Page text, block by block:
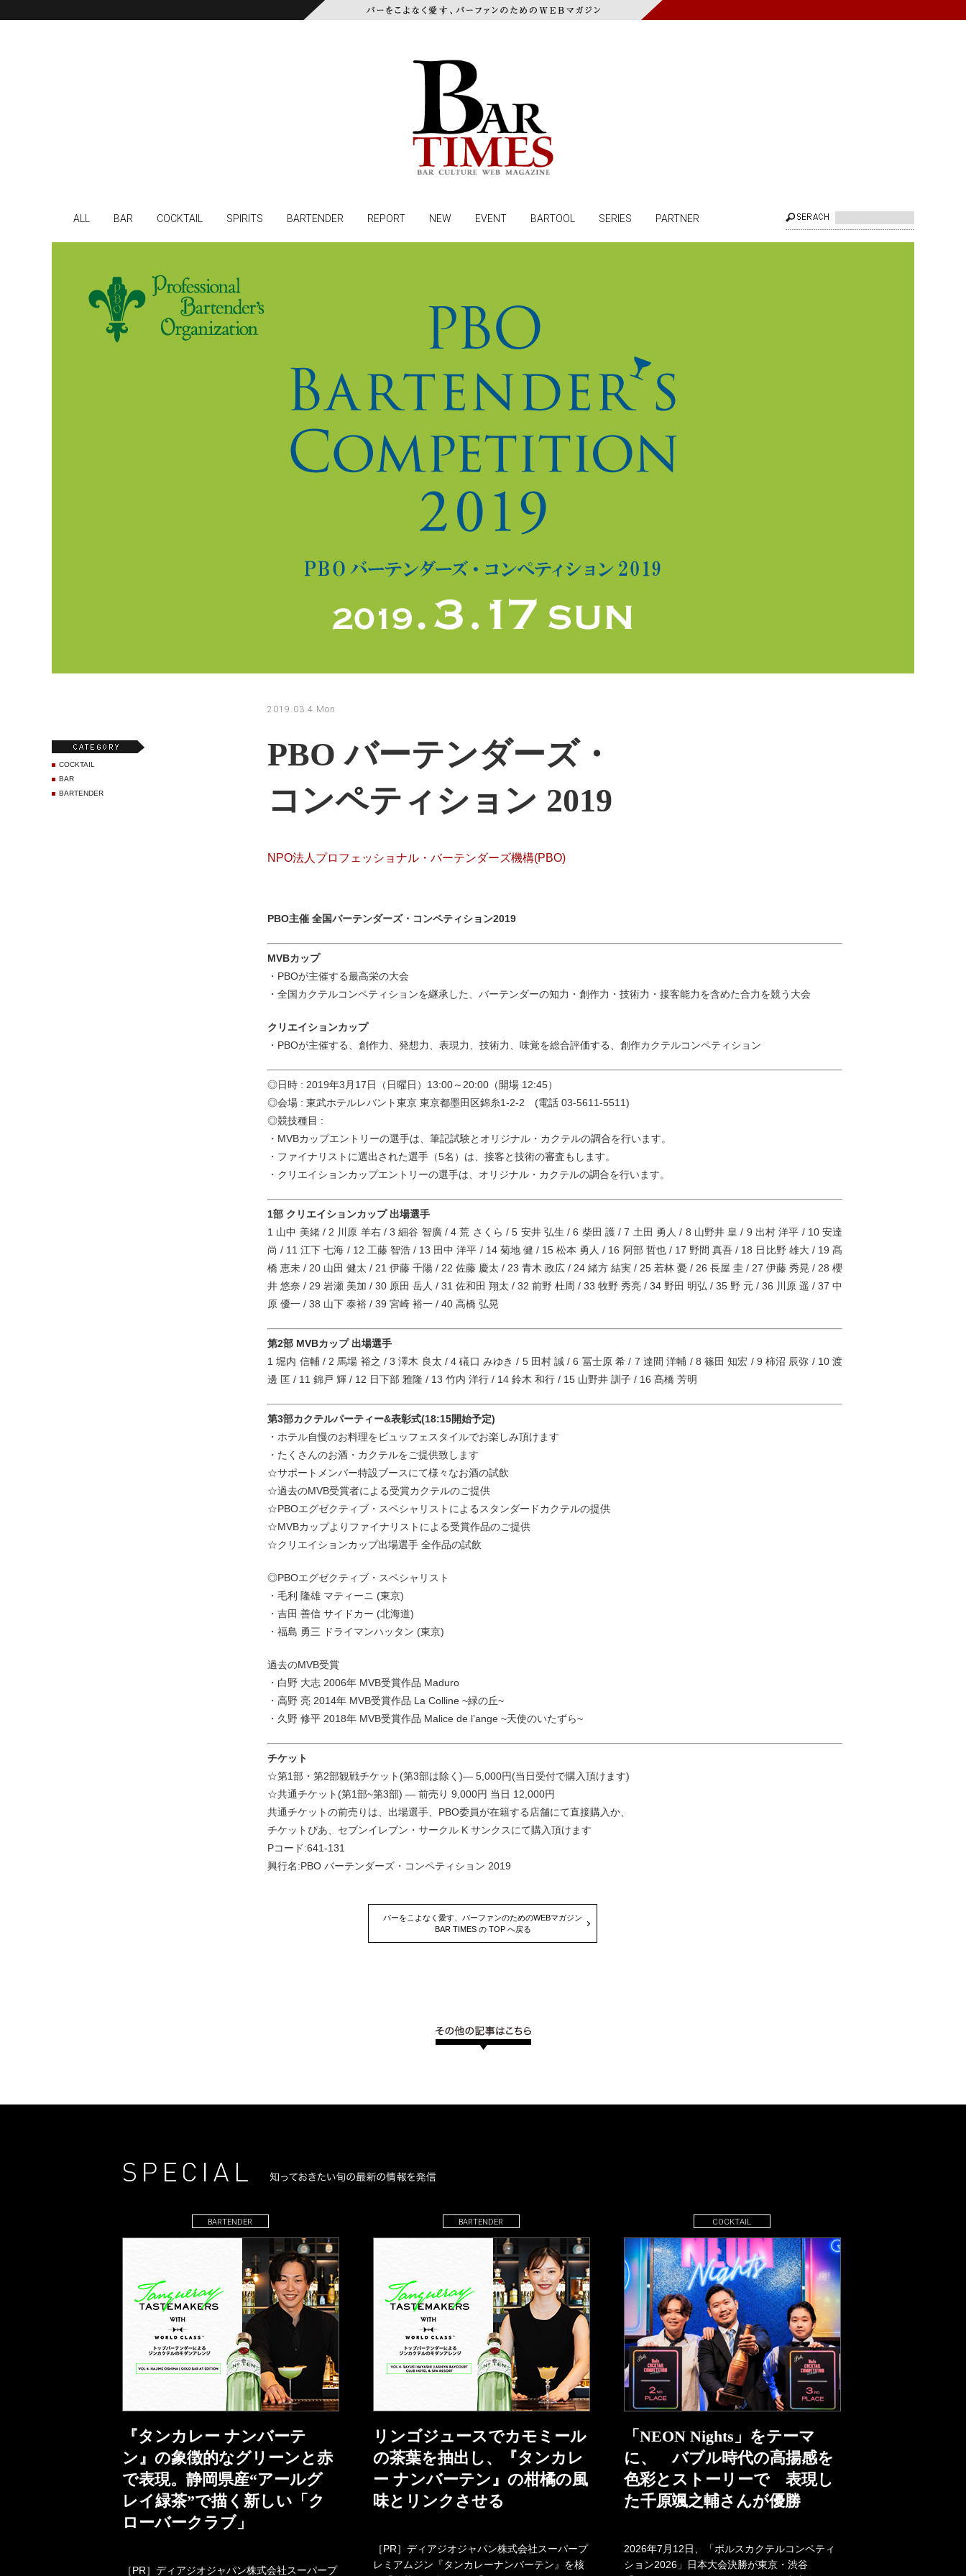
ALL BAR COCKTAIL SPIRITS BARTENDER REPORT NEW EVENT BARTOOL SERIES PARTNER
2019.03.4 Mon
PBO バーテンダーズ・
コンペティション 2019
NPO法人プロフェッショナル・バーテンダーズ機構(PBO)
PBO主催 全国バーテンダーズ・コンペティション2019
MVBカップ
・PBOが主催する最高栄の大会
・全国カクテルコンペティションを継承した、バーテンダーの知力・創作力・技術力・接客能力を含めた合力を競う大会
クリエイションカップ
・PBOが主催する、創作力、発想力、表現力、技術力、味覚を総合評価する、創作カクテルコンペティション
◎日時 : 2019年3月17日（日曜日）13:00～20:00（開場 12:45）
◎会場 : 東武ホテルレバント東京 東京都墨田区錦糸1-2-2 (電話 03-5611-5511)
◎競技種目 :
・MVBカップエントリーの選手は、筆記試験とオリジナル・カクテルの調合を行います。
・ファイナリストに選出された選手（5名）は、接客と技術の審査もします。
・クリエイションカップエントリーの選手は、オリジナル・カクテルの調合を行います。
1部 クリエイションカップ 出場選手
1 山中 美緒 / 2 川原 羊右 / 3 細谷 智廣 / 4 荒 さくら / 5 安井 弘生 / 6 柴田 護 / 7 土田 勇人 / 8 山野井 皇 / 9 出村 洋平 / 10 安達
尚 / 11 江下 七海 / 12 工藤 智浩 / 13 田中 洋平 / 14 菊地 健 / 15 松本 勇人 / 16 阿部 哲也 / 17 野間 真吾 / 18 日比野 雄大 / 19 髙
橋 恵未 / 20 山田 健太 / 21 伊藤 千陽 / 22 佐藤 慶太 / 23 青木 政広 / 24 緒方 結実 / 25 若林 憂 / 26 長屋 圭 / 27 伊藤 秀晃 / 28 櫻
井 悠奈 / 29 岩瀬 美加 / 30 原田 岳人 / 31 佐和田 翔太 / 32 前野 杜周 / 33 牧野 秀亮 / 34 野田 明弘 / 35 野 元 / 36 川原 遥 / 37 中
原 優一 / 38 山下 泰裕 / 39 宮崎 裕一 / 40 高橋 弘晃
第2部 MVBカップ 出場選手
1 堀内 信輔 / 2 馬場 裕之 / 3 澤木 良太 / 4 礒口 みゆき / 5 田村 誠 / 6 冨士原 希 / 7 達間 洋輔 / 8 篠田 知宏 / 9 柿沼 辰弥 / 10 渡
邊 匡 / 11 錦戸 輝 / 12 日下部 雅隆 / 13 竹内 洋行 / 14 鈴木 和行 / 15 山野井 訓子 / 16 髙橋 芳明
第3部カクテルパーティー&表彰式(18:15開始予定)
・ホテル自慢のお料理をビュッフェスタイルでお楽しみ頂けます
・たくさんのお酒・カクテルをご提供致します
☆サポートメンバー特設ブースにて様々なお酒の試飲
☆過去のMVB受賞者による受賞カクテルのご提供
☆PBOエグゼクティブ・スペシャリストによるスタンダードカクテルの提供
☆MVBカップよりファイナリストによる受賞作品のご提供
☆クリエイションカップ出場選手 全作品の試飲
◎PBOエグゼクティブ・スペシャリスト
・毛利 隆雄 マティーニ (東京)
・吉田 善信 サイドカー (北海道)
・福島 勇三 ドライマンハッタン (東京)
過去のMVB受賞
・白野 大志 2006年 MVB受賞作品 Maduro
・高野 亮 2014年 MVB受賞作品 La Colline ~緑の丘~
・久野 修平 2018年 MVB受賞作品 Malice de l’ange ~天使のいたずら~
チケット
☆第1部・第2部観戦チケット(第3部は除く)― 5,000円(当日受付で購入頂けます)
☆共通チケット(第1部~第3部) ― 前売り 9,000円 当日 12,000円
共通チケットの前売りは、出場選手、PBO委員が在籍する店舗にて直接購入か、
チケットぴあ、セブンイレブン・サークル K サンクスにて購入頂けます
Pコード:641-131
興行名:PBO バーテンダーズ・コンペティション 2019
バーをこよなく愛す、バーファンのためのWEBマガジン
BAR TIMES の TOP へ戻る
COCKTAIL
BAR
BARTENDER
BARTENDER
『タンカレー ナンバーテ
ン』の象徴的なグリーンと赤
で表現。静岡県産“アールグ
レイ緑茶”で描く新しい「ク
ローバークラブ」
［PR］ディアジオジャパン株式会社スーパープ
BARTENDER
リンゴジュースでカモミール
の茶葉を抽出し、『タンカレ
ー ナンバーテン』の柑橘の風
味とリンクさせる
［PR］ディアジオジャパン株式会社スーパープ
レミアムジン『タンカレーナンバーテン』を核
COCKTAIL
「NEON Nights」をテーマ
に、 バブル時代の高揚感を
色彩とストーリーで 表現し
た千原颯之輔さんが優勝
2026年7月12日、「ボルスカクテルコンペティ
ション2026」日本大会決勝が東京・渋谷